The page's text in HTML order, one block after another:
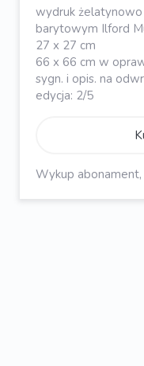
wydruk
barytowym Ilford
27 x 27 cm
66 x 66 cm w
sygn. i opis. na
edycja: 2/5
Wykup